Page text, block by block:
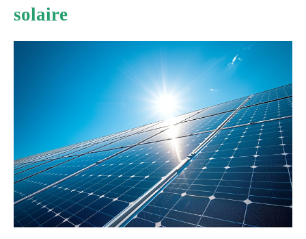
solaire